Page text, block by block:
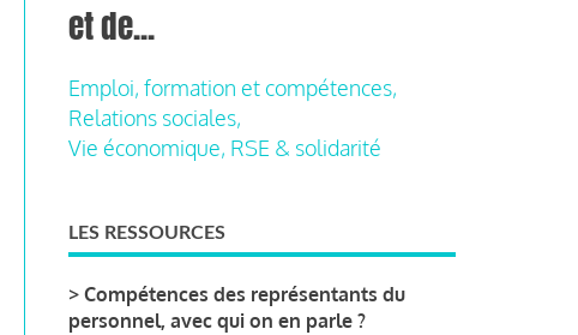
et de...
Emploi, formation et compétences,
Relations sociales,
Vie économique, RSE & solidarité
LES RESSOURCES
> Compétences des représentants du
personnel, avec qui on en parle ?